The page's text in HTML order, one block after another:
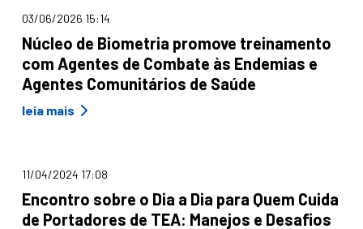
03/06/2026 15:14
Núcleo de Biometria promove treinamento
com Agentes de Combate às Endemias e
Agentes Comunitários de Saúde
leia mais
11/04/2024 17:08
Encontro sobre o Dia a Dia para Quem Cuida
de Portadores de TEA: Manejos e Desafios